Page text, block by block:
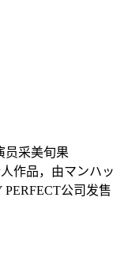
员采美旬果
作品，由マンハッ
公司发售